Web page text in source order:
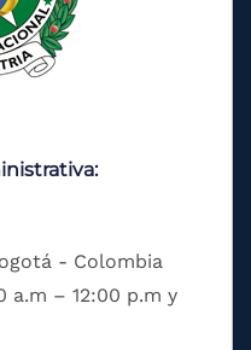
- Colombia
a.m – 12:00 p.m y